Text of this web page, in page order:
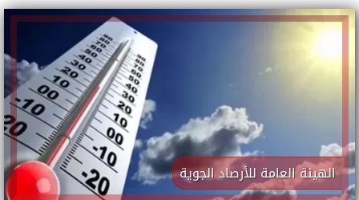
الهيئة العامة للأرصاد الجوية